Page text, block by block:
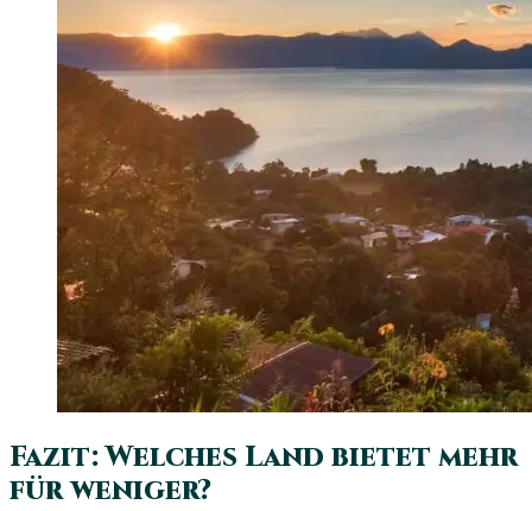
Fazit: Welches Land bietet mehr
für weniger?